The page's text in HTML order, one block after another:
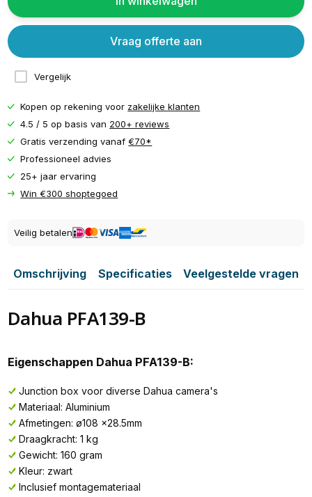
Vergelijk
Vraag offerte aan
Kopen op rekening voor zakelijke klanten
4.5 / 5 op basis van 200+ reviews
Gratis verzending vanaf€70*
Professioneel advies
25+ jaar ervaring
Win €300 shoptegoed
Veilig betalen
Omschrijving Specificaties Veelgestelde vragen
Dahua PFA139-B
Eigenschappen Dahua PFA139-B:
Junction box voor diverse Dahua camera's
Materiaal: Aluminium
Afmetingen: ø108 x28.5mm
Draagkracht: 1 kg
Gewicht: 160 gram
Kleur: zwart
Inclusief montagemateriaal